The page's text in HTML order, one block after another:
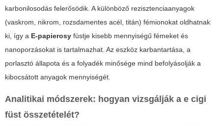
karbonilosodás felerősödik. A különböző rezisztenciaanyagok
(vaskrom, nikrom, rozsdamentes acél, titán) fémionokat oldhatnak
ki, így a E-papierosy füstje kisebb mennyiségű fémeket és
nanoporzásokat is tartalmazhat. Az eszköz karbantartása, a
porlasztó állapota és a folyadék minősége mind befolyásolják a
kibocsátott anyagok mennyiségét.
Analitikai módszerek: hogyan vizsgálják a e cigi
füst összetételét?